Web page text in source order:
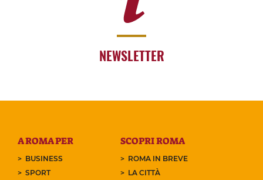
NEWSLETTER
A ROMA PER
BUSINESS
SPORT
SCOPRI ROMA
ROMA IN BREVE
LA CITTÀ